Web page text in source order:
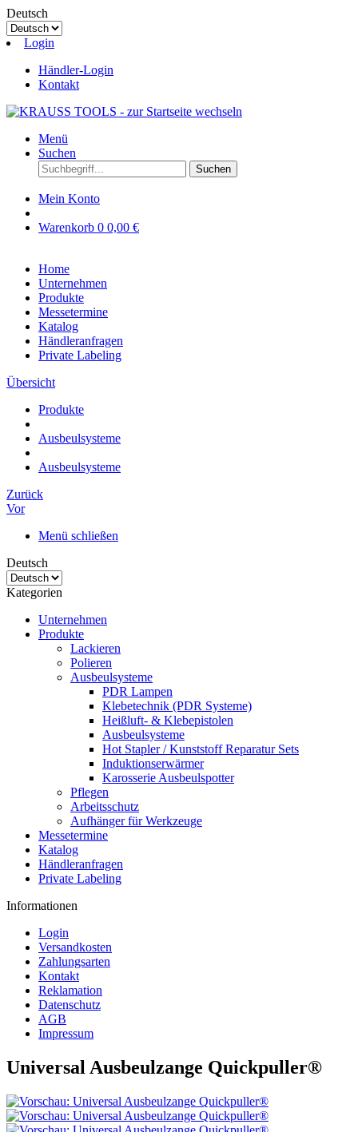
Deutsch
Login
Händler-Login
Kontakt
Menü
Suchen
Suchen
Mein Konto
Warenkorb 0 0,00 €
Home
Unternehmen
Produkte
Messetermine
Katalog
Händleranfragen
Private Labeling
Übersicht
Produkte
Ausbeulsysteme
Ausbeulsysteme
Zurück
Vor
Menü schließen
Deutsch
Kategorien
Unternehmen
Produkte
Lackieren
Polieren
Ausbeulsysteme
PDR Lampen
Klebetechnik (PDR Systeme)
Heißluft- & Klebepistolen
Ausbeulsysteme
Hot Stapler / Kunststoff Reparatur Sets
Induktionserwärmer
Karosserie Ausbeulspotter
Pflegen
Arbeitsschutz
Aufhänger für Werkzeuge
Messetermine
Katalog
Händleranfragen
Private Labeling
Informationen
Login
Versandkosten
Zahlungsarten
Kontakt
Reklamation
Datenschutz
AGB
Impressum
Universal Ausbeulzange Quickpuller®